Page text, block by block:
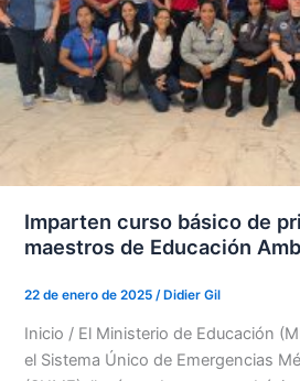
Imparten curso básico de
maestros de Educación
22 de enero de 2025 / Didier Gil
Inicio / El Ministerio de Educación
el Sistema Único de Emergencias